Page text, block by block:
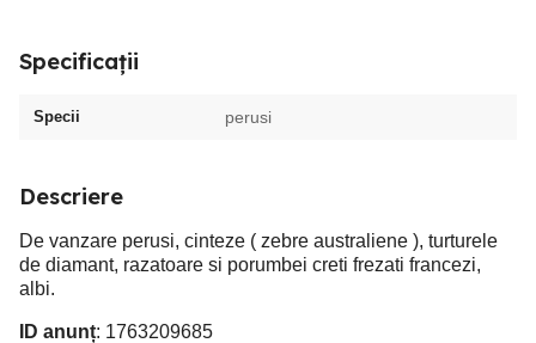
Specificații
Specii perusi
Descriere
De vanzare perusi, cinteze ( zebre australiene ), turturele
de diamant, razatoare si porumbei creti frezati francezi,
albi.
ID anunț: 1763209685